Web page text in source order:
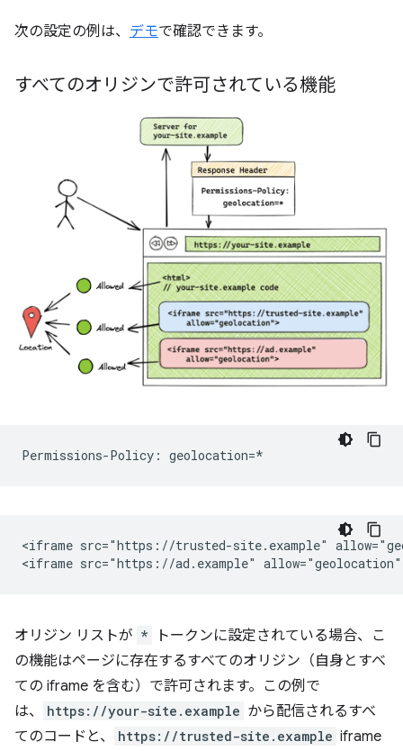
次の設定の例は、 デモで確認できます。
すべてのオリジンで許可されている機能
<iframe src="https://trusted-site.example"
オリジン リストが *
トークンに設定されている場合、こ
の機能はページに存在するすべてのオリジン（自身とすべ
ての iframe を含む）で許可されます。この例で
は、
https://your-site.example から配信されるすべ
てのコードと、
https://trusted-site.example iframe